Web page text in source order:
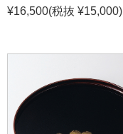
¥16,500(税抜 ¥15,000)